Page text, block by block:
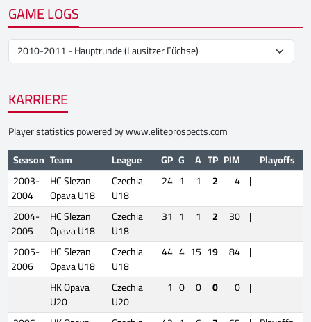
GAME LOGS
KARRIERE
Player statistics powered bywww.eliteprospects.com
Season Team League GP G A TP PIM Playoffs
2003-
2004
HC Slezan
Opava U18
Czechia
U18
24 1 1 2 4 |
2004-
2005
HC Slezan
Opava U18
Czechia
U18
31 1 1 2 30 |
2005-
2006
HC Slezan
Opava U18
Czechia
U18
44 4 15 19 84 |
HK Opava
U20
Czechia
U20
1 0 0 0 0 |